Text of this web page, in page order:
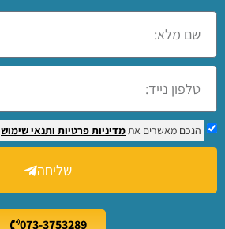
הנכם מאשרים אתמדיניות פרטיות ותנאי שימוש
שליחה
073-3753289